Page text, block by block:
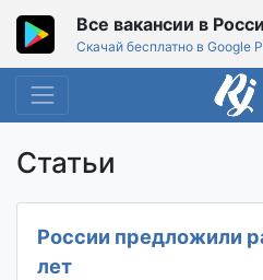
Все вакансии в
Скачай бесплатно в Google
Статьи
России предложили
лет